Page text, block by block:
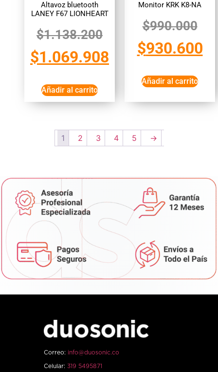
Altavoz bluetooth
LANEY F67 LIONHEART
$1.138.200
$1.069.908
Añadir al carrito
Monitor KRK K8-NA
$990.000
$930.600
Añadir al carrito
1 2 3 4 5 →
Correo: info@duosonic.co
Celular: 319 5495871